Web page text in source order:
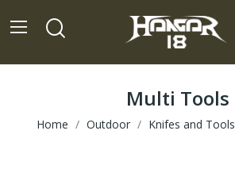
Multi Tools
Home Outdoor Knifes and Tools